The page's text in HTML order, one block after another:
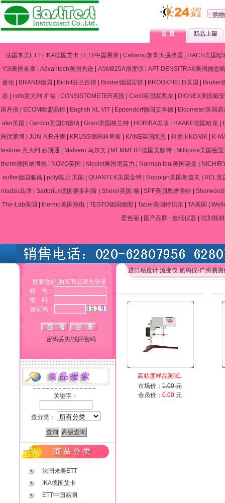
购
首 页 新品上架
法国来美ETT IKA德国艾卡 ETT中国易测 Caframo加拿大搅拌器
HACH美国哈
YSI美国金泉
Advantech美国先进| ASM825A滑度仪
AFT DENSITRAK美国德恩斯
捷伦| BRAND德国 Biohit芬兰百得| Binder德国宾得| BROOKFIELD美国
Bruker
器| cofo意大利 扩福| CONSISTOMETER英国 Cecil英国塞西尔| DIONEX美国戴安
国丹佛| ECOM欧盟易控| English XL VIT| Eppendorf德国艾本德|
Elcometer英国易
ater美国
Gardco美国加德纳 Grant美国格兰特| HORIBA堀场 HAAKE德国哈克|
国优莱博
JUN-AIR丹麦 KRUSS德国科里斯 KANE英国凯恩 科尼卡KONIK
K-
lestone 意大利 妙斯通
Malvern 马尔文 MEMMERT德国美默特
Millipore美国密
therm德国纳博热| NOVO英国 Nicolet美国尼高力 Norman tool美国诺曼
euffer德国服福| poly魄力 美国 QUANTEK美国全特| Rudolph美国鲁道夫
REL英
madzu岛津
Sartorius德国赛多利斯 Sheen英国 顺 SPF美国奥谱美特
The-Lab美国
thermo美国热电| TESTO德国德图 Taber美国特贝尔| TA美国
爱色丽| 国产品牌| 造纸仪器| 试剂耗材
顾客您好,购买商品请先登录
账 号：
密 码：
验证码：
密码丢失/找回密码
关键字：
查分类：
法国来美ETT
IKA德国艾卡
ETT中国易测
进口粘度计 流变仪 质构仪-广州易
高粘度样品测试..
市场价： 1.00 元
会员价： 0.00 元